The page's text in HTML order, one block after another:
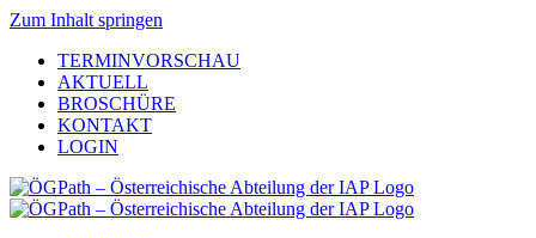
Zum Inhalt springen
TERMINVORSCHAU
AKTUELL
BROSCHÜRE
KONTAKT
LOGIN